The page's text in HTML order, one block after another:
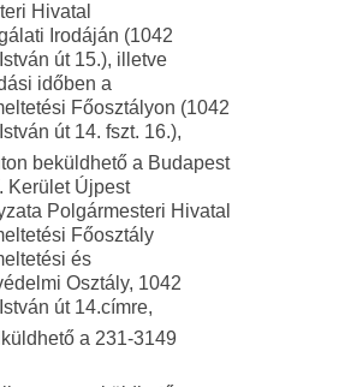
Hivatal
Irodáján (1042
út 15.), illetve
időben a
Főosztályon (1042
út 14. fszt. 16.),
beküldhető a Budapest
Kerület Újpest
Polgármesteri Hivatal
Főosztály
és
Osztály, 1042
út 14.címre,
a 231-3149